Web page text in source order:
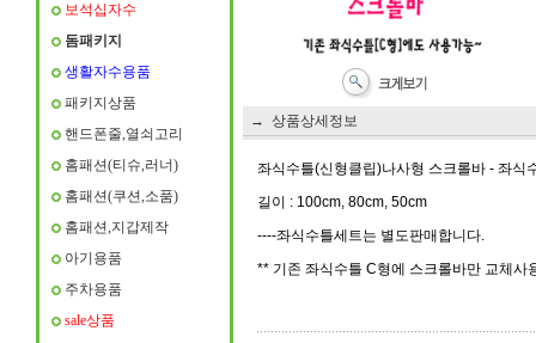
보석십자수
돔패키지
생활자수용품
패키지상품
핸드폰줄,열쇠고리
홈패션(티슈,러너)
홈패션(쿠션,소품)
홈패션,지갑제작
아기용품
주차용품
sale상품
→ 상품상세정보
좌식수틀(신형클립)나사형 스크롤바 - 좌식
길이 : 100cm, 80cm, 50cm
----좌식수틀세트는 별도판매합니다.
** 기존 좌식수틀 C형에 스크롤바만 교체사